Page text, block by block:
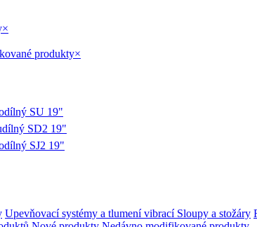
×
produkty×
SU 19"
SD2 19"
SJ2 19"
Upevňovací systémy a tlumení vibrací Sloupy a stožáry